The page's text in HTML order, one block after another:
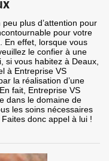
plus d’attention pour
pour votre
En effet, lorsque vous
le confier à une
si vous habitez à Deaux,
à Entreprise VS
la réalisation d’une
fait, Entreprise VS
dans le domaine de
les soins nécessaires
donc appel à lui !